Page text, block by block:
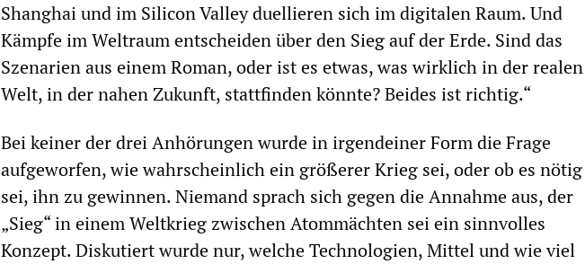
Shanghai und im Silicon Valley duellieren sich im digitalen Raum. Und
Kämpfe im Weltraum entscheiden über den Sieg auf der Erde. Sind das
Szenarien aus einem Roman, oder ist es etwas, was wirklich in der realen
Welt, in der nahen Zukunft, stattfinden könnte? Beides ist richtig.“
Bei keiner der drei Anhörungen wurde in irgendeiner Form die Frage
aufgeworfen, wie wahrscheinlich ein größerer Krieg sei, oder ob es nötig
sei, ihn zu gewinnen. Niemand sprach sich gegen die Annahme aus, der
„Sieg“ in einem Weltkrieg zwischen Atommächten sei ein sinnvolles
Konzept. Diskutiert wurde nur, welche Technologien, Mittel und wie viel